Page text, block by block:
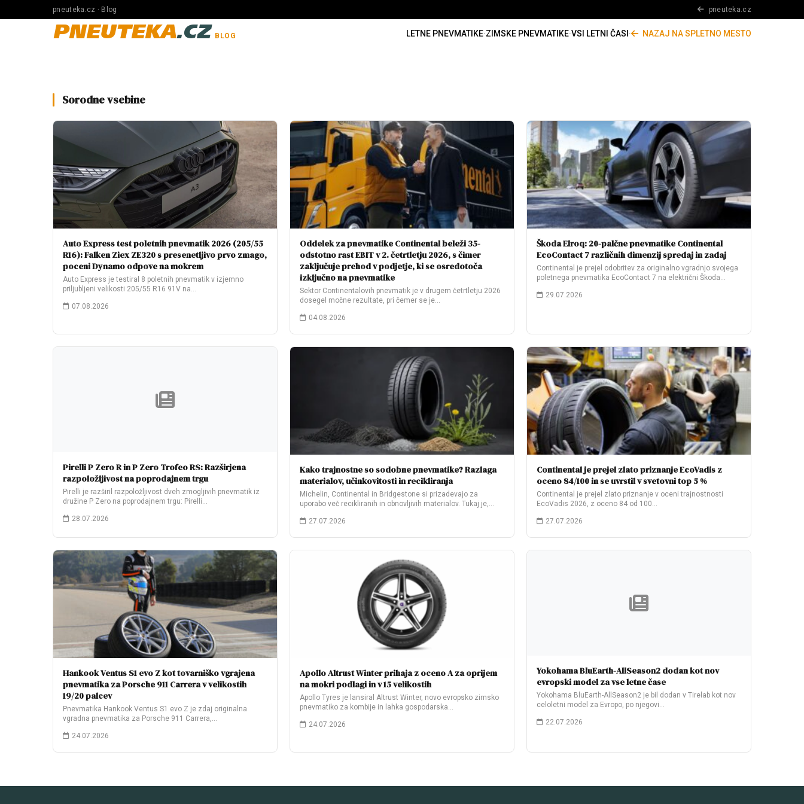
pneuteka.cz · Blog pneuteka.cz
PNEUTEKA.CZ BLOG LETNE PNEVMATIKE·ZIMSKE PNEVMATIKE·VSI LETNI ČASI · NAZAJ NA SPLETNO MESTO
Sorodne vsebine
Auto Express test poletnih pnevmatik 2026 (205/55
R16): Falken Ziex ZE320 s presenetljivo prvo zmago,
poceni Dynamo odpove na mokrem
Auto Express je testiral 8 poletnih pnevmatik v izjemno
priljubljeni velikosti 205/55 R16 91V na…
07.08.2026
Oddelek za pnevmatike Continental beleži 35-
odstotno rast EBIT v 2. četrtletju 2026, s čimer
zaključuje prehod v podjetje, ki se osredotoča
izključno na pnevmatike
Sektor Continentalovih pnevmatik je v drugem četrtletju 2026
dosegel močne rezultate, pri čemer se je…
04.08.2026
Škoda Elroq: 20-palčne pnevmatike Continental
EcoContact 7 različnih dimenzij spredaj in zadaj
Continental je prejel odobritev za originalno vgradnjo svojega
poletnega pnevmatika EcoContact 7 na električni Škoda…
29.07.2026
Pirelli P Zero R in P Zero Trofeo RS: Razširjena
razpoložljivost na poprodajnem trgu
Pirelli je razširil razpoložljivost dveh zmogljivih pnevmatik iz
družine P Zero na poprodajnem trgu: Pirelli…
28.07.2026
Kako trajnostne so sodobne pnevmatike? Razlaga
materialov, učinkovitosti in recikliranja
Michelin, Continental in Bridgestone si prizadevajo za
uporabo več recikliranih in obnovljivih materialov. Tukaj je,…
27.07.2026
Continental je prejel zlato priznanje EcoVadis z
oceno 84/100 in se uvrstil v svetovni top 5 %
Continental je prejel zlato priznanje v oceni trajnostnosti
EcoVadis 2026, z oceno 84 od 100…
27.07.2026
Hankook Ventus S1 evo Z kot tovarniško vgrajena
pnevmatika za Porsche 911 Carrera v velikostih
19/20 palcev
Pnevmatika Hankook Ventus S1 evo Z je zdaj originalna
vgradna pnevmatika za Porsche 911 Carrera,…
24.07.2026
Apollo Altrust Winter prihaja z oceno A za oprijem
na mokri podlagi in v 15 velikostih
Apollo Tyres je lansiral Altrust Winter, novo evropsko zimsko
pnevmatiko za kombije in lahka gospodarska…
24.07.2026
Yokohama BluEarth-AllSeason2 dodan kot nov
evropski model za vse letne čase
Yokohama BluEarth-AllSeason2 je bil dodan v Tirelab kot nov
celoletni model za Evropo, po njegovi…
22.07.2026